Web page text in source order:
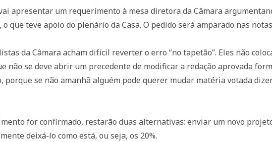
apresentar um requerimento à mesa diretora da Câmara
o que teve apoio do plenário da Casa. O pedido será amparado nas
da Câmara acham difícil reverter o erro “no tapetão”. Eles não
não se deve abrir um precedente de modificar a redação aprovada
porque se não amanhã alguém pode querer mudar matéria votada
for confirmado, restarão duas alternativas: enviar um novo
deixá-lo como está, ou seja, os 20%.